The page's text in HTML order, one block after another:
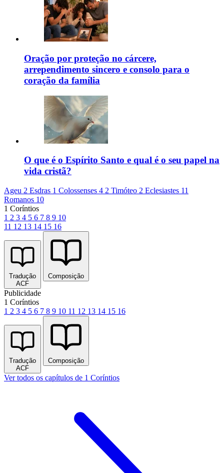
Oração por proteção no cárcere,
arrependimento sincero e consolo para o
coração da família
O que é o Espírito Santo e qual é o seu papel na
vida cristã?
Ageu 2 Esdras 1 Colossenses 4 2 Timóteo 2 Eclesiastes 11
Romanos 10
1 Coríntios
1 2 3 4 5 6 7 8 9 10
11 12 13 14 15 16
Tradução
ACF
Composição
Publicidade
1 Coríntios
1 2 3 4 5 6 7 8 9 10 11 12 13 14 15 16
Tradução
ACF
Composição
Ver todos os capítulos de 1 Coríntios